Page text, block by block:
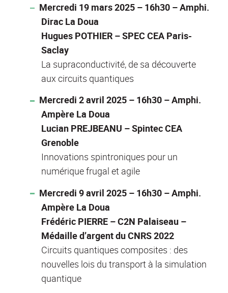
Mercredi 19 mars 2025 – 16h30 – Amphi.
Dirac La Doua
Hugues POTHIER – SPEC CEA Paris-
Saclay
La supraconductivité, de sa découverte
aux circuits quantiques
Mercredi 2 avril 2025 – 16h30 – Amphi.
Ampère La Doua
Lucian PREJBEANU – Spintec CEA
Grenoble
Innovations spintroniques pour un
numérique frugal et agile
Mercredi 9 avril 2025 – 16h30 – Amphi.
Ampère La Doua
Frédéric PIERRE – C2N Palaiseau –
Médaille d’argent du CNRS 2022
Circuits quantiques composites : des
nouvelles lois du transport à la simulation
quantique